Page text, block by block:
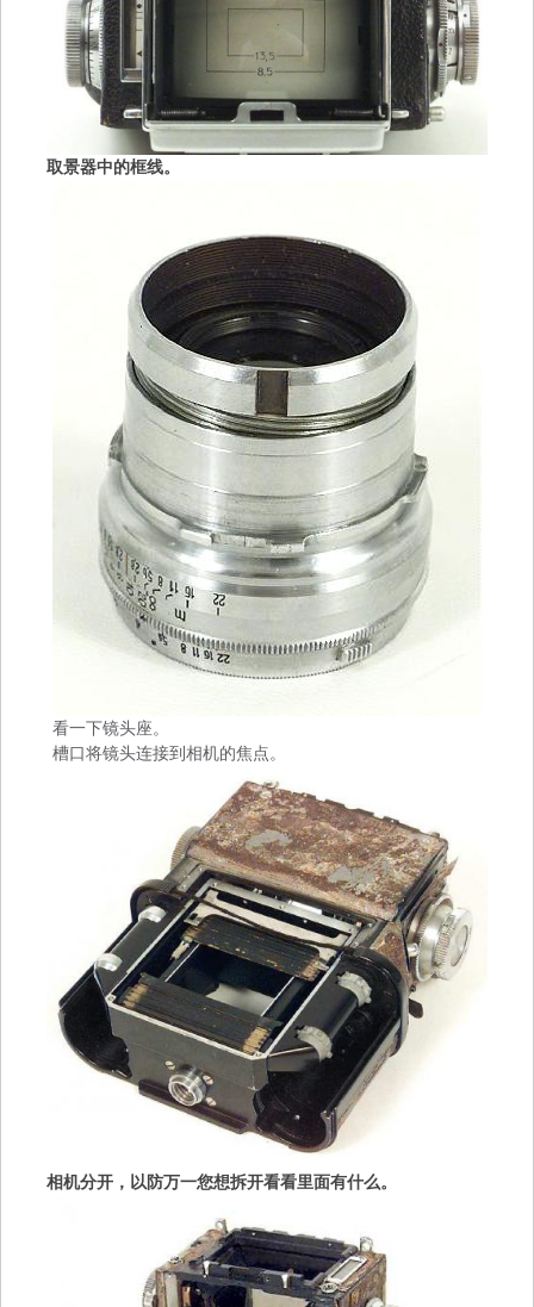
取景器中的框线。
看一下镜头座。
槽口将镜头连接到相机的焦点。
相机分开，以防万一您想拆开看看里面有什么。